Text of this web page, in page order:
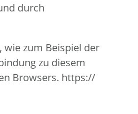
durch
zum Beispiel der
zu diesem
Browsers. https://